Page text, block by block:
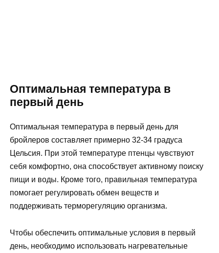
Оптимальная температура в
первый день
Оптимальная температура в первый день для
бройлеров составляет примерно 32-34 градуса
Цельсия. При этой температуре птенцы чувствуют
себя комфортно, она способствует активному поиску
пищи и воды. Кроме того, правильная температура
помогает регулировать обмен веществ и
поддерживать терморегуляцию организма.
Чтобы обеспечить оптимальные условия в первый
день, необходимо использовать нагревательные